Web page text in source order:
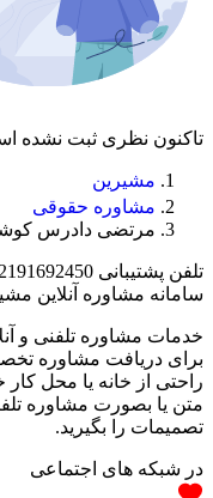
تاکنون نظری ثبت نشده
مشیرین
مشاوره حقوقی
مرتضی دادرس
تلفن پشتیبانی
سامانه مشاوره آنلاین
خدمات مشاوره تلفنی و
برای دریافت مشاوره
راحتی از خانه یا محل
متن یا بصورت مشاوره
تصمیمات را بگیرید.
در شبکه های اجتماعی